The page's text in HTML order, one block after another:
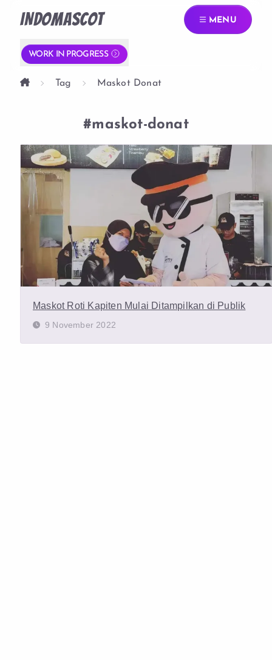
INDOMASCOT MENU
WORK IN PROGRESS
Tag Maskot Donat
#maskot-donat
Maskot Roti Kapiten Mulai Ditampilkan di Publik
9 November 2022